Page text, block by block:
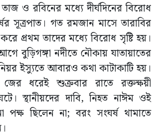
তাজ ও রবিনের মধ্যে দীর্ঘদিনের বিরোধ
সূত্রপাত। গত রমজান মাসে তারাবির
প্রথম তাদের মধ্যে বিরোধ সৃষ্টি হয়।
বুড়িগঙ্গা নদীতে নৌকায় যাতায়াতের
ইস্যুতে আবারও কথা কাটাকাটি হয়।
ধরেই শুক্রবার রাতে রক্তক্ষয়ী
স্থানীয়দের দাবি, নিহত নাঈম ওই
ছিলেন না; বরং সংঘর্ষ থামাতে